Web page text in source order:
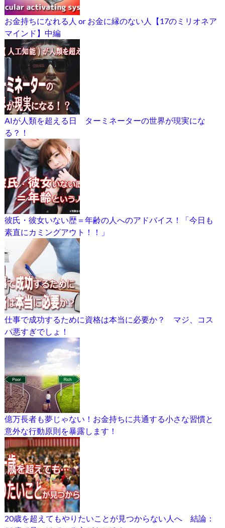
お金持ちになれる人 or お金に縁のない人【17のミリオネア
マインド】中編
AIが人類を超える日 ターミネーターの世界が現実にな
る？！
彼氏・彼女いない歴＝年齢の人へのアドバイス！「今日も
素直にカミングアウト！！」
仕事で成功するために資格は本当に必要か？ マジ、コス
パ悪すぎでしょ！
億万長者も夢じゃない！お金持ちに共通する小さな習慣と
意外な行動原則を暴露します！
20歳を超えてもやりたいことが見つからない人へ 結論：